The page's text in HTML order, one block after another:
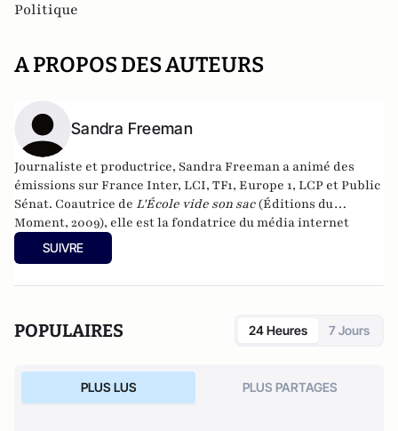
Politique
A PROPOS DES AUTEURS
Sandra Freeman
Journaliste et productrice, Sandra Freeman a animé des
émissions sur France Inter, LCI, TF1, Europe 1, LCP et Public
Sénat. Coautrice de L'École vide son sac(Éditions du
Moment, 2009), elle est la fondatrice du média internet
MatriochK.
SUIVRE
POPULAIRES 24 Heures 7 Jours
PLUS LUS PLUS PARTAGES